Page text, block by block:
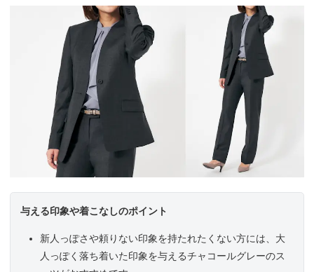
与える印象や着こなしのポイント
新人っぽさや頼りない印象を持たれたくない方には、大
人っぽく落ち着いた印象を与えるチャコールグレーのス